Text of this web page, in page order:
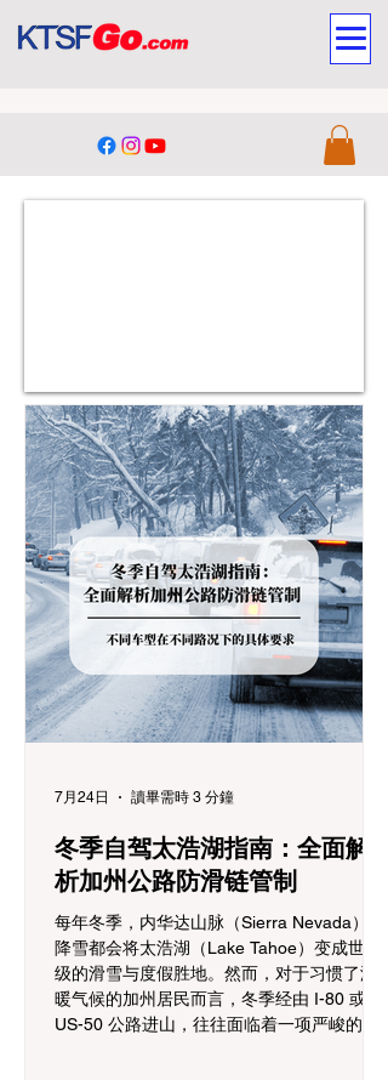
旅游
旅游
冬季自驾太浩湖指南：全面解
析加州公路防滑链管制
每年冬季，内华达山脉（Sierra Nevada）的
降雪都会将太浩湖（Lake Tahoe）变成世界
级的滑雪与度假胜地。然而，对于习惯了温
暖气候的加州居民而言，冬季经由 I-80 或
US-50 公路进山，往往面临着一项严峻的挑
7月24日 讀畢需時 3 分鐘